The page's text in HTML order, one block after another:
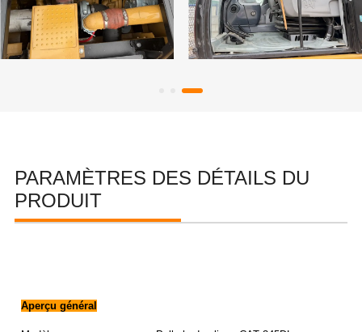
PARAMÈTRES DES DÉTAILS DU
PRODUIT
Aperçu général